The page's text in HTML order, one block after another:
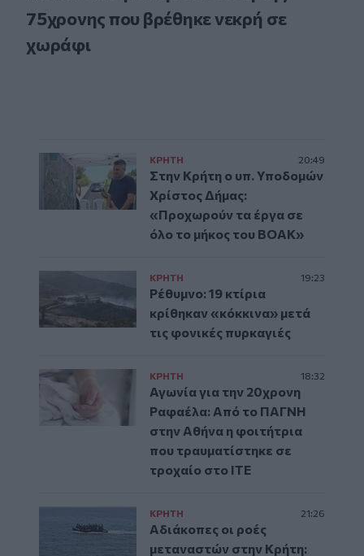
75χρονης που βρέθηκε νεκρή σε
χωράφι
ΚΡΗΤΗ 20:49
Στην Κρήτη ο υπ. Υποδομών
Χρίστος Δήμας:
«Προχωρούν τα έργα σε
όλο το μήκος του ΒΟΑΚ»
ΚΡΗΤΗ 19:23
Ρέθυμνο: 19 κτίρια
κρίθηκαν «κόκκινα» μετά
τις φονικές πυρκαγιές
ΚΡΗΤΗ 18:32
Αγωνία για την 20χρονη
Ραφαέλα: Από το ΠΑΓΝΗ
στην Αθήνα η φοιτήτρια
που τραυματίστηκε σε
τροχαίο στο ΙΤΕ
ΚΡΗΤΗ 21:26
Αδιάκοπες οι ροές
μεταναστών στην Κρήτη: